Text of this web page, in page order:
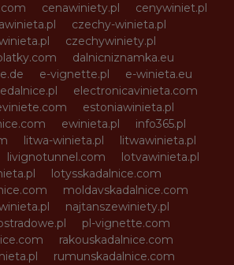
cenawiniety.pl
cenywiniet.pl
czechy-winieta.pl
czechywiniety.pl
dalnicniznamka.eu
e-vignette.pl
e-winieta.eu
edalnice.pl
electronicavinieta.com
estoniawinieta.pl
ewinieta.pl
info365.pl
litwa-winieta.pl
litwawinieta.pl
livignotunnel.com
lotvawinieta.pl
lotysskadalnice.com
moldavskadalnice.com
najtanszewiniety.pl
pl-vignette.com
rakouskadalnice.com
rumunskadalnice.com